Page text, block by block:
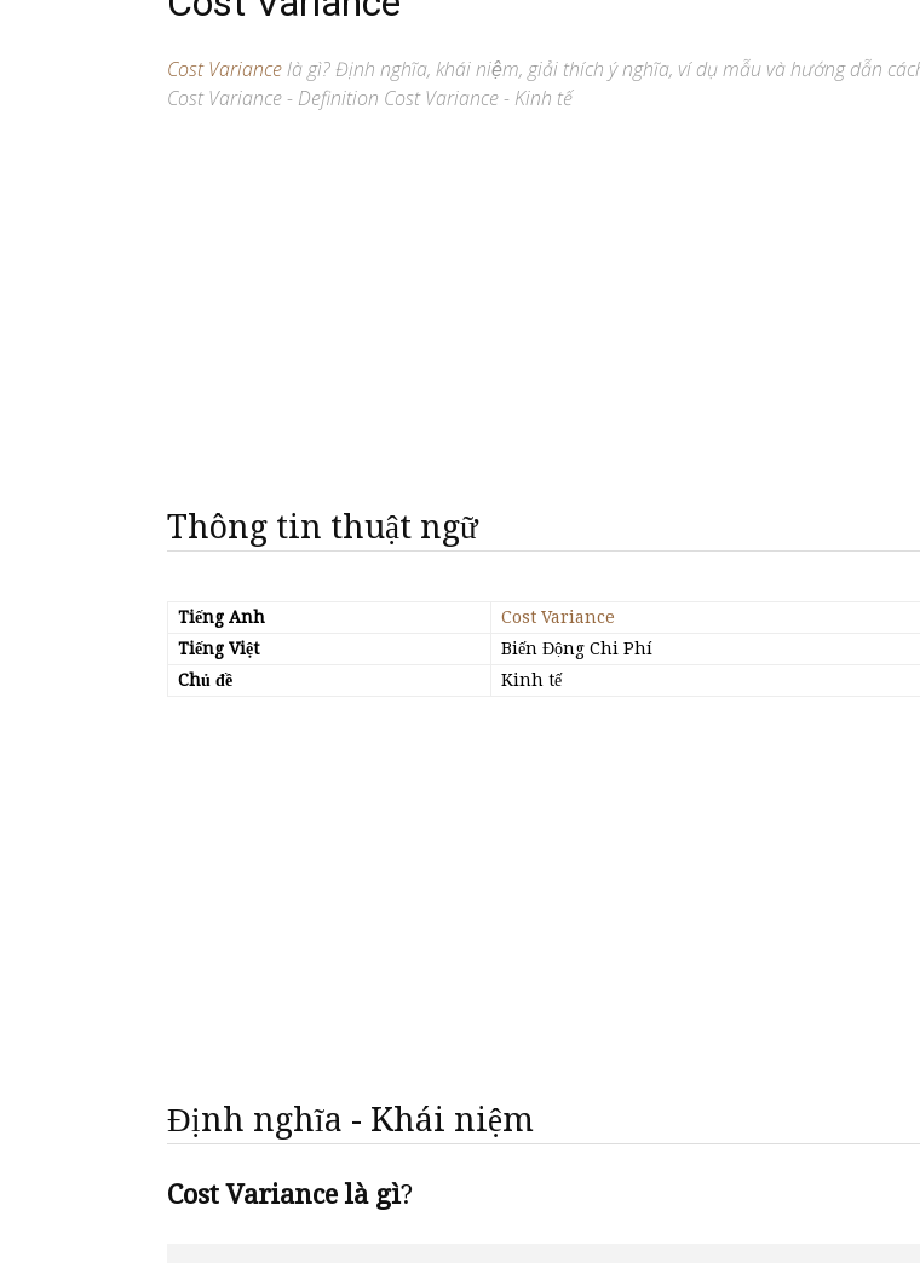
Cost Variancelà gì? Định nghĩa, khái niệm, giải thích ý nghĩa, ví dụ mẫu và hướng dẫn
Cost Variance - Definition Cost Variance - Kinh tế
Thông tin thuật ngữ
Tiếng Anh
Cost Variance
Tiếng Việt
Biến Động Chi Phí
Chủ đề
Kinh tế
Định nghĩa - Khái niệm
Cost Variance là gì?